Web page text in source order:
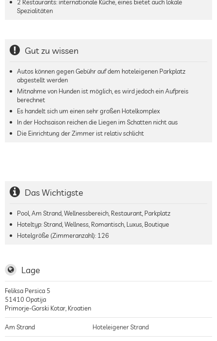
2 Restaurants: internationale Küche, eines bietet auch lokale
Spezialitäten
Gut zu wissen
Autos können gegen Gebühr auf dem hoteleigenen Parkplatz
abgestellt werden
Mitnahme von Hunden ist möglich, es wird jedoch ein Aufpreis
berechnet
Es handelt sich um einen sehr großen Hotelkomplex
In der Hochsaison reichen die Liegen im Schatten nicht aus
Die Einrichtung der Zimmer ist relativ schlicht
Das Wichtigste
Pool, Am Strand, Wellnessbereich, Restaurant, Parkplatz
Hoteltyp: Strand, Wellness, Romantisch, Luxus, Boutique
Hotelgröße (Zimmeranzahl): 126
Lage
Feliksa Persica 5
51410 Opatija
Primorje-Gorski Kotar Kroatien
Am Strand Hoteleigener Strand